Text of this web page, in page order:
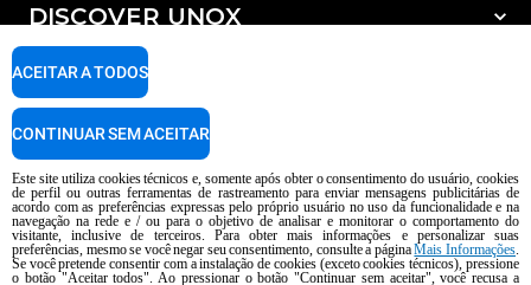
Todos os acessórios
Detergents for automatic washing
Detergents for manual washing
Water treatment with resin filters
DISCOVER UNOX
Os nossos escritórios no mundo
SUPPORT
Garantia Unox
Encontre os Centros Service
copyright 2026 UNOX S.p.A. Todos os direitos reservados. Reg. Imp Pádua nº
04230750285 -. R.E.A. Pádua 372 835 - Cap. Soc € 5.000.000 i.v -. IVA /
AI Content Disclaimer Privacy policy Cookie policy
Este site utiliza cookies técnicos e, somente após obter o consentimento do usuário, cookies
de perfil ou outras ferramentas de rastreamento para enviar mensagens publicitárias de
acordo com as preferências expressas pelo próprio usuário no uso da funcionalidade e na
navegação na rede e / ou para o objetivo de analisar e monitorar o comportamento do
visitante, inclusive de terceiros. Para obter mais informações e personalizar suas
preferências, mesmo se você negar seu consentimento, consulte a páginaMais Informações.
Se você pretende consentir com a instalação de cookies (exceto cookies técnicos), pressione
o botão "Aceitar todos". Ao pressionar o botão "Continuar sem aceitar", você recusa a
ACEITAR A TODOS
CONTINUAR SEM ACEITAR